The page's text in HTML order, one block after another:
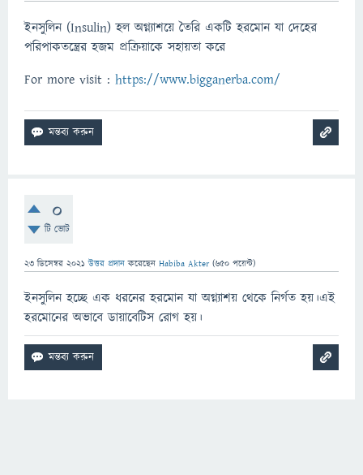
ইনসুলিন (Insulin) হল অগ্ন্যাশয়ে তৈরি একটি হরমোন যা দেহের
পরিপাকতন্ত্রের হজম প্রক্রিয়াকে সহায়তা করে
For more visit : https://www.bigganerba.com/
0
টি ভোট
23 ডিসেম্বর 2021 উত্তর প্রদান করেছেন Habiba Akter (650 পয়েন্ট)
ইনসুলিন হচ্ছে এক ধরনের হরমোন যা অগ্ন্যাশয় থেকে নির্গত হয়।এই
হরমোনের অভাবে ডায়াবেটিস রোগ হয়।